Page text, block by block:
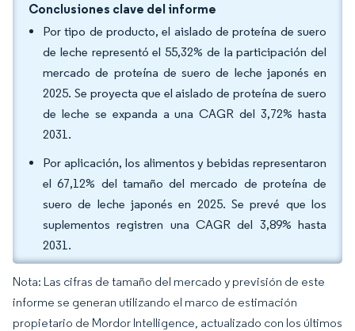
Conclusiones clave del informe
Por tipo de producto, el aislado de proteína de suero
de leche representó el 55,32% de la participación del
mercado de proteína de suero de leche japonés en
2025. Se proyecta que el aislado de proteína de suero
de leche se expanda a una CAGR del 3,72% hasta
2031.
Por aplicación, los alimentos y bebidas representaron
el 67,12% del tamaño del mercado de proteína de
suero de leche japonés en 2025. Se prevé que los
suplementos registren una CAGR del 3,89% hasta
2031.
Nota: Las cifras de tamaño del mercado y previsión de este
informe se generan utilizando el marco de estimación
propietario de Mordor Intelligence, actualizado con los últimos